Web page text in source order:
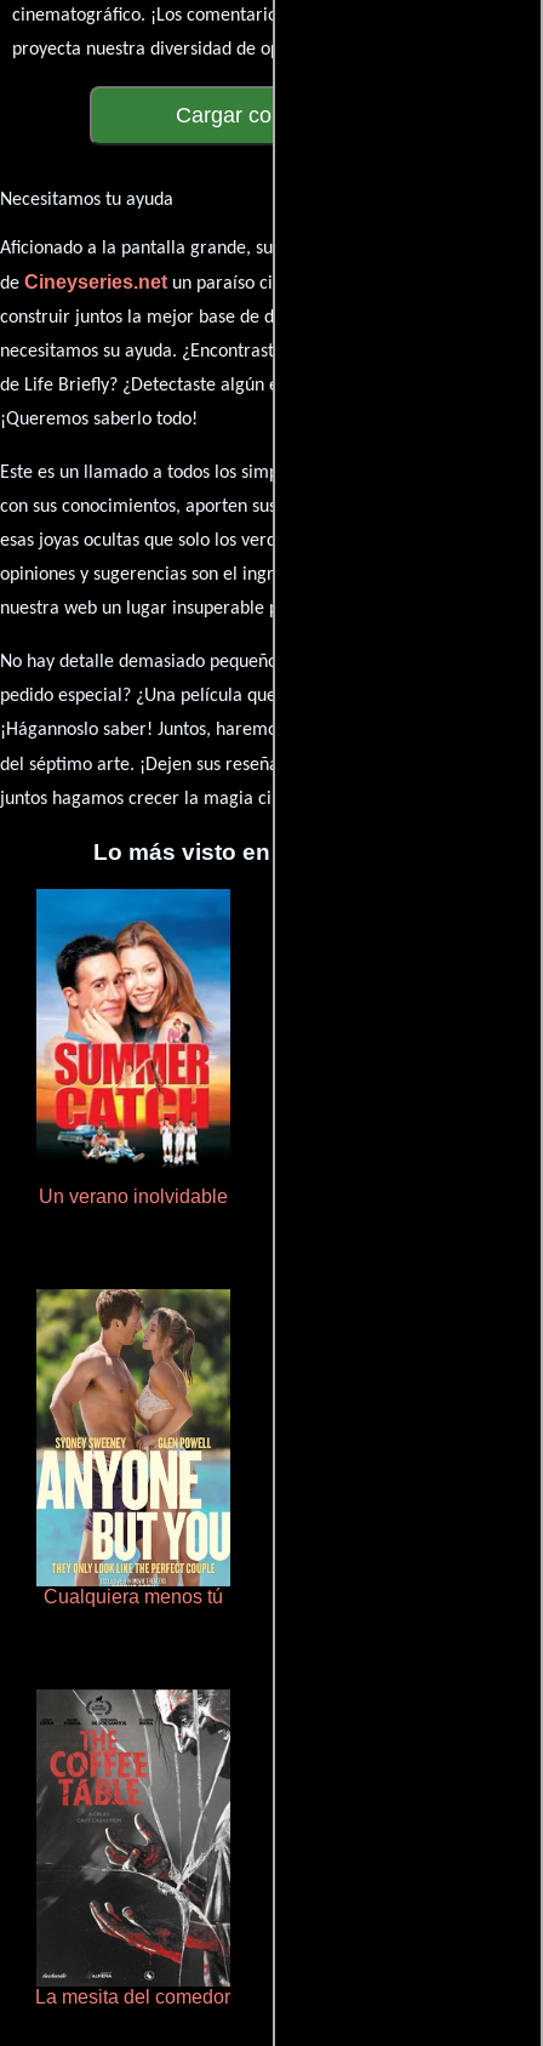
cinematográfico. ¡Los comentarios son la pantalla donde se
proyecta nuestra diversidad de opiniones!
Cargar comentarios
Necesitamos tu ayuda
Aficionado a la pantalla grande, su participación es clave para hacer
de Cineyseries.netun paraíso cinéfilo completo. Queremos
construir juntos la mejor base de datos cinematográfica, pero
necesitamos su ayuda. ¿Encontraste algún dato faltante en la ficha
de Life Briefly? ¿Detectaste algún error en la sinopsis o el elenco?
¡Queremos saberlo todo!
Este es un llamado a todos los simpatizantes del cine: contribuyan
con sus conocimientos, aporten sus descubrimientos y compartan
esas joyas ocultas que solo los verdaderos fanáticos conocen. Sus
opiniones y sugerencias son el ingrediente secreto que hará de
nuestra web un lugar insuperable para los amantes del celuloide.
No hay detalle demasiado pequeño ni opinión insignificante. ¿Algún
pedido especial? ¿Una película que sueñas con ver reseñada?
¡Hágannoslo saber! Juntos, haremos de esta comunidad el epicentro
del séptimo arte. ¡Dejen sus reseña en la
juntos hagamos crecer la magia cinematográfica!
Lo más visto en Cineyseries.net
Un verano inolvidable
Cualquiera menos tú
La mesita del comedor